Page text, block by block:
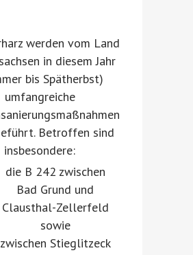
werden vom Land
in diesem Jahr
bis Spätherbst)
umfangreiche
Betroffen sind
insbesondere:
die B 242 zwischen
Bad Grund und
Clausthal-Zellerfeld
sowie
zwischen Stieglitzeck